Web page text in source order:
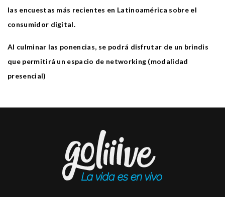
las encuestas más recientes en Latinoamérica sobre el
consumidor digital.
Al culminar las ponencias, se podrá disfrutar de un brindis
que permitirá un espacio de networking (modalidad
presencial)